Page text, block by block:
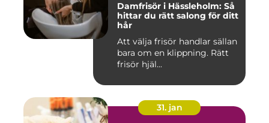
Damfrisör i Hässleholm: Så
hittar du rätt salong för ditt
hår
Att välja frisör handlar sällan
bara om en klippning. Rätt
frisör hjäl...
31. jan